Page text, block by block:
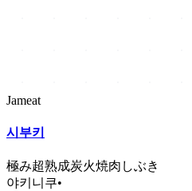
Jameat
시부키
極み超熟成炭火焼肉しぶき
야키니쿠•